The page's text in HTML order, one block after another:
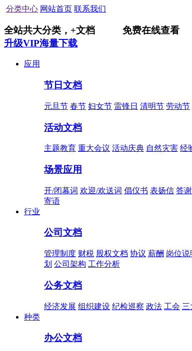
分类中心 网站首页 联系我们
全站共大分类， +文档
免费在线查看
升级VIP海量下载
应用
节日文档
元旦节 春节 妇女节 雷锋日 清明节 劳动节
活动文档
主题教育 重大会议 活动庆典 自然灾害 经
场景应用
开/闭幕词 欢迎/欢送词 倡仪书 表扬信 答
寄语
行业
公司文档
管理制度 财税 股权文档 协议 薪酬 岗位说
划 公司架构 工作分析
公务文档
经济发展 组织建设 纪检巡察 政法 工会 三
种类
办公文档